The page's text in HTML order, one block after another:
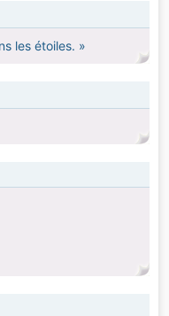
les étoiles. »